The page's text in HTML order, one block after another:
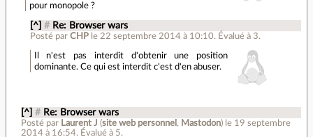
pour monopole ?
[^] # Re: Browser wars
Posté par CHP le 22 septembre 2014 à 10:10. Évalué à 3.
Il n'est pas interdit d'obtenir une position
dominante. Ce qui est interdit c'est d'en abuser.
[^] # Re: Browser wars
Posté par Laurent J (site web personnel , Mastodon) le 19 septembre
2014 à 16:54. Évalué à 5.